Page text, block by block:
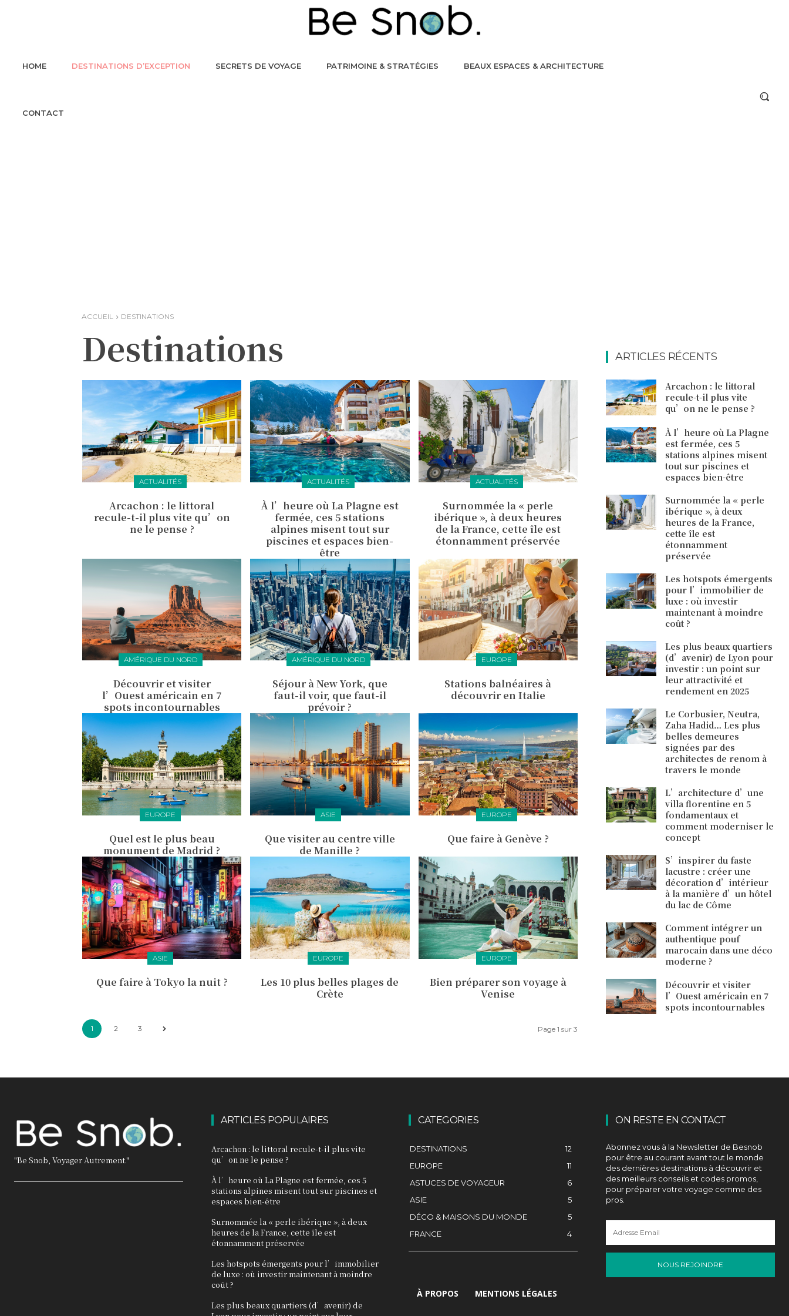
HOME DESTINATIONS D’EXCEPTION SECRETS DE VOYAGE PATRIMOINE & STRATÉGIES BEAUX ESPACES & ARCHITECTURE
CONTACT
ACCUEIL DESTINATIONS
Destinations
ACTUALITÉS
Arcachon : le littoral
recule-t-il plus vite qu’on
ne le pense ?
ACTUALITÉS
À l’heure où La Plagne est
fermée, ces 5 stations
alpines misent tout sur
piscines et espaces bien-
être
ACTUALITÉS
Surnommée la « perle
ibérique », à deux heures
de la France, cette île est
étonnamment préservée
AMÉRIQUE DU NORD
Découvrir et visiter
l’Ouest américain en 7
spots incontournables
AMÉRIQUE DU NORD
Séjour à New York, que
faut-il voir, que faut-il
prévoir ?
EUROPE
Stations balnéaires à
découvrir en Italie
EUROPE
Quel est le plus beau
monument de Madrid ?
ASIE
Que visiter au centre ville
de Manille ?
EUROPE
Que faire à Genève ?
ASIE
Que faire à Tokyo la nuit ?
EUROPE
Les 10 plus belles plages de
Crète
EUROPE
Bien préparer son voyage à
Venise
1 2 3 Page 1 sur 3
ARTICLES RÉCENTS
Arcachon : le littoral
recule-t-il plus vite
qu’on ne le pense ?
À l’heure où La Plagne
est fermée, ces 5
stations alpines misent
tout sur piscines et
espaces bien-être
Surnommée la « perle
ibérique », à deux
heures de la France,
cette île est
étonnamment
préservée
Les hotspots émergents
pour l’immobilier de
luxe : où investir
maintenant à moindre
coût ?
Les plus beaux quartiers
(d’avenir) de Lyon pour
investir : un point sur
leur attractivité et
rendement en 2025
Le Corbusier, Neutra,
Zaha Hadid… Les plus
belles demeures
signées par des
architectes de renom à
travers le monde
L’architecture d’une
villa florentine en 5
fondamentaux et
comment moderniser le
concept
S’inspirer du faste
lacustre : créer une
décoration d’intérieur
à la manière d’un hôtel
du lac de Côme
Comment intégrer un
authentique pouf
marocain dans une déco
moderne ?
Découvrir et visiter
l’Ouest américain en 7
spots incontournables
"Be Snob, Voyager Autrement."
ARTICLES POPULAIRES
Arcachon : le littoral recule-t-il plus vite
qu’on ne le pense ?
À l’heure où La Plagne est fermée, ces 5
stations alpines misent tout sur piscines et
espaces bien-être
Surnommée la « perle ibérique », à deux
heures de la France, cette île est
étonnamment préservée
Les hotspots émergents pour l’immobilier
de luxe : où investir maintenant à moindre
coût ?
Les plus beaux quartiers (d’avenir) de
CATEGORIES
DESTINATIONS
12
EUROPE
11
ASTUCES DE VOYAGEUR
6
ASIE
5
DÉCO & MAISONS DU MONDE
5
FRANCE
4
À PROPOS MENTIONS LÉGALES
ON RESTE EN CONTACT
Abonnez vous à la Newsletter de Besnob
pour être au courant avant tout le monde
des dernières destinations à découvrir et
des meilleurs conseils et codes promos,
pour préparer votre voyage comme des
pros.
NOUS REJOINDRE